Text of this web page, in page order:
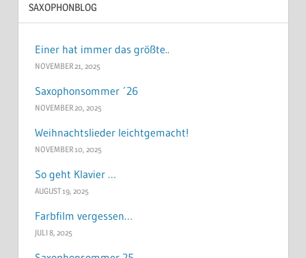
SAXOPHONBLOG
Einer hat immer das größte..
NOVEMBER 21, 2025
Saxophonsommer ´26
NOVEMBER 20, 2025
Weihnachtslieder leichtgemacht!
NOVEMBER 10, 2025
So geht Klavier …
AUGUST 19, 2025
Farbfilm vergessen…
JULI 8, 2025